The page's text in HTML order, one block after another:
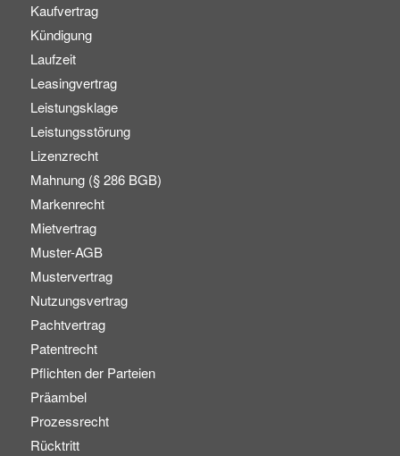
Kaufvertrag
Kündigung
Laufzeit
Leasingvertrag
Leistungsklage
Leistungsstörung
Lizenzrecht
Mahnung (§ 286 BGB)
Markenrecht
Mietvertrag
Muster-AGB
Mustervertrag
Nutzungsvertrag
Pachtvertrag
Patentrecht
Pflichten der Parteien
Präambel
Prozessrecht
Rücktritt